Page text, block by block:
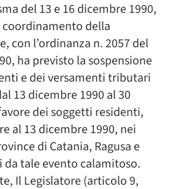
del 13 e 16 dicembre 1990,
della
con l’ordinanza n. 2057 del
ha previsto la sospensione
e dei versamenti tributari
13 dicembre 1990 al 30
dei soggetti residenti,
al 13 dicembre 1990, nei
di Catania, Ragusa e
da tale evento calamitoso.
Il Legislatore (articolo 9,